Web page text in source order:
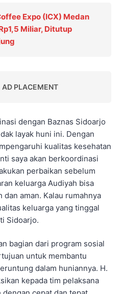
Expo (ICX) Medan
Miliar, Ditutup
AD PLACEMENT
dengan Baznas Sidoarjo
layak huni ini. Dengan
kualitas kesehatan
saya akan berkoordinasi
perbaikan sebelum
keluarga Audiyah bisa
aman. Kalau rumahnya
keluarga yang tinggal
Sidoarjo.
bagian dari program sosial
untuk membantu
dalam huniannya. H.
kepada tim pelaksana